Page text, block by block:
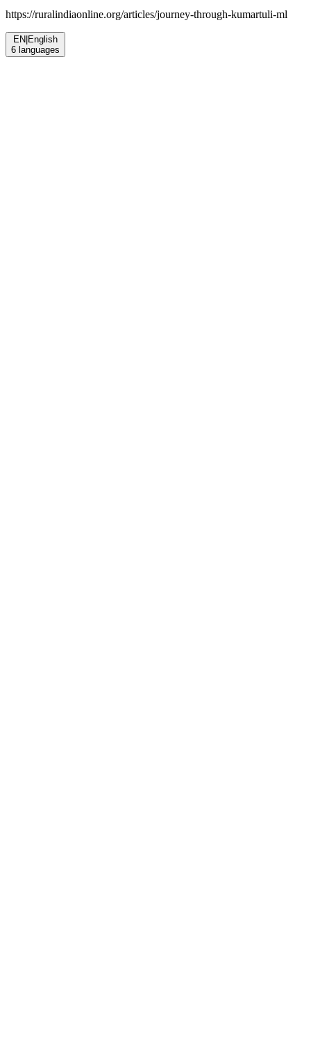
https://ruralindiaonline.org/articles/journey-through-kumartuli-ml
EN English
6 languages